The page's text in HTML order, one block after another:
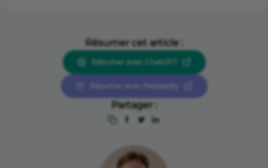
Résumer cet article :
Résumer avec ChatGPT
Résumer avec Perplexity
Partager :